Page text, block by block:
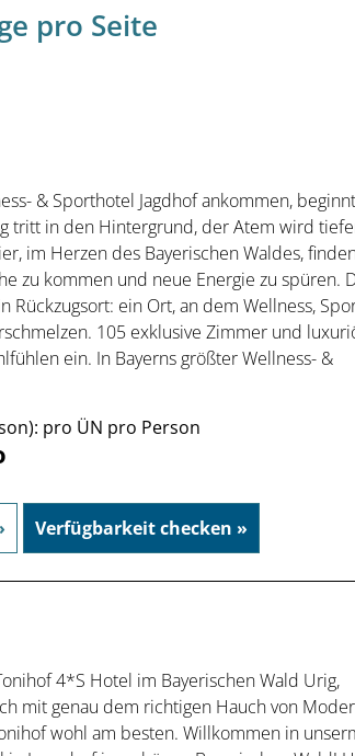
pro Seite
& Sporthotel Jagdhof ankommen,
tritt in den Hintergrund, der Atem wird
im Herzen des Bayerischen Waldes,
zu kommen und neue Energie zu spüren.
Rückzugsort: ein Ort, an dem Wellness,
105 exklusive Zimmer und
ein. In Bayerns größter Wellness- &
pro ÜN pro Person
Verfügbarkeit checken »
4*S Hotel im Bayerischen Wald Urig,
mit genau dem richtigen Hauch von
wohl am besten. Willkommen in